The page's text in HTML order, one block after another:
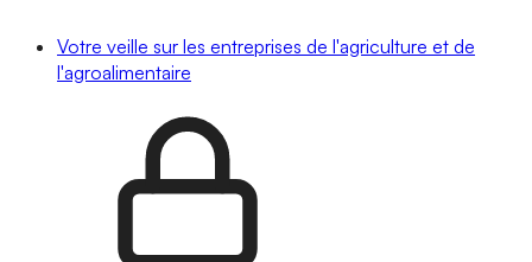
Votre veille sur les entreprises de l'agriculture et de
l'agroalimentaire